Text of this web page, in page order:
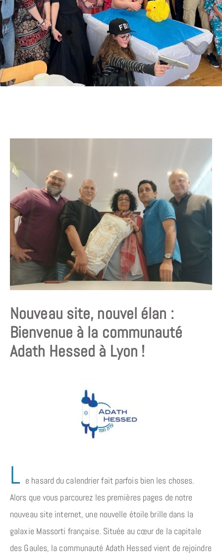
Nouveau site, nouvel élan :
Bienvenue à la communauté
Adath Hessed à Lyon !
L e hasard du calendrier fait parfois bien les choses.
Alors que vous parcourez les premières pages de notre
nouveau site internet, une nouvelle étoile brille dans la
galaxie Massorti française. Située au cœur de la capitale
des Gaules, la communauté Adath Hessed vient de rejoindre